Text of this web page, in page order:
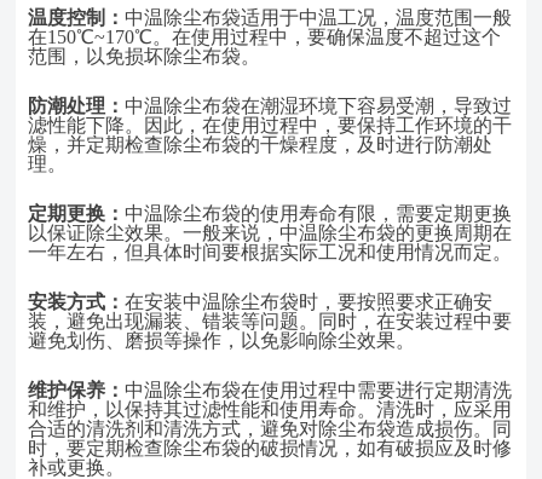
温度控制： 中温除尘布袋适用于中温工况，温度范围一般
在150℃~170℃。在使用过程中，要确保温度不超过这个
范围，以免损坏除尘布袋。
防潮处理： 中温除尘布袋在潮湿环境下容易受潮，导致过
滤性能下降。因此，在使用过程中，要保持工作环境的干
燥，并定期检查除尘布袋的干燥程度，及时进行防潮处
理。
定期更换： 中温除尘布袋的使用寿命有限，需要定期更换
以保证除尘效果。一般来说，中温除尘布袋的更换周期在
一年左右，但具体时间要根据实际工况和使用情况而定。
安装方式：在安装中温除尘布袋时，要按照要求正确安
装，避免出现漏装、错装等问题。同时，在安装过程中要
避免划伤、磨损等操作，以免影响除尘效果。
维护保养： 中温除尘布袋在使用过程中需要进行定期清洗
和维护，以保持其过滤性能和使用寿命。清洗时，应采用
合适的清洗剂和清洗方式，避免对除尘布袋造成损伤。同
时，要定期检查除尘布袋的破损情况，如有破损应及时修
补或更换。